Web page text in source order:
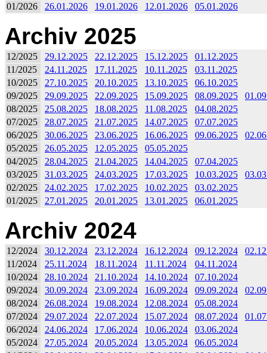
01/2026
26.01.2026 19.01.2026 12.01.2026 05.01.2026
Archiv 2025
12/2025 29.12.2025 22.12.2025 15.12.2025
01.12.2025
11/2025
24.11.2025 17.11.2025 10.11.2025
03.11.2025
10/2025
27.10.2025 20.10.2025 13.10.2025
06.10.2025
09/2025
29.09.2025 22.09.2025 15.09.2025 08.09.2025
08/2025
25.08.2025 18.08.2025 11.08.2025
04.08.2025
07/2025
28.07.2025 21.07.2025 14.07.2025
07.07.2025
06/2025
30.06.2025 23.06.2025 16.06.2025 09.06.2025
05/2025
26.05.2025 12.05.2025
05.05.2025
04/2025
28.04.2025 21.04.2025 14.04.2025
07.04.2025
03/2025
31.03.2025 24.03.2025 17.03.2025 10.03.2025
02/2025
24.02.2025 17.02.2025 10.02.2025
03.02.2025
01/2025
27.01.2025 20.01.2025 13.01.2025 06.01.2025
Archiv 2024
12/2024 30.12.2024 23.12.2024 16.12.2024 09.12.2024
11/2024
25.11.2024 18.11.2024 11.11.2024
04.11.2024
10/2024
28.10.2024 21.10.2024 14.10.2024
07.10.2024
09/2024
30.09.2024 23.09.2024 16.09.2024 09.09.2024
08/2024
26.08.2024 19.08.2024 12.08.2024
05.08.2024
07/2024
29.07.2024 22.07.2024 15.07.2024 08.07.2024
06/2024
24.06.2024 17.06.2024 10.06.2024
03.06.2024
05/2024
27.05.2024 20.05.2024 13.05.2024
06.05.2024